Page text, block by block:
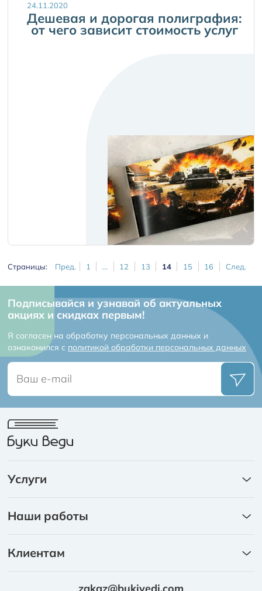
24.11.2020
Дешевая и дорогая полиграфия:
от чего зависит стоимость услуг
Страницы: Пред. 1 ... 12 13 14 15 16 След.
Подписывайся и узнавай об актуальных
акциях и скидках первым!
Я согласен на обработку персональных данных и
ознакомился с политикой обработки персональных данных
Услуги
Каталоги
Брошюры на скобе
Наши работы
Клиентам